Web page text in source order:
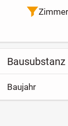
Bausubstanz
Baujahr